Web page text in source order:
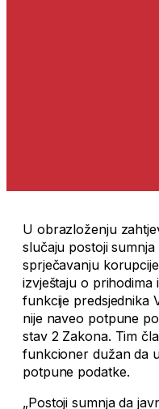
U obrazloženju
slučaju postoji
sprječavanju
izvještaju o
funkcije predsjednika
nije naveo potpune
stav 2 Zakona. Tim
funkcioner dužan da
potpune podatke.
„Postoji sumnja da